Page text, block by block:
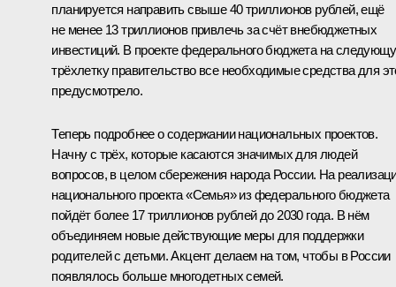
планируется направить свыше 40 триллионов рублей, ещё
не менее 13 триллионов привлечь за счёт внебюджетных
инвестиций. В проекте федерального бюджета на
трёхлетку правительство все необходимые средства для
предусмотрело.
Теперь подробнее о содержании национальных проектов.
Начну с трёх, которые касаются значимых для людей
вопросов, в целом сбережения народа России. На
национального проекта «Семья» из федерального бюджета
пойдёт более 17 триллионов рублей до 2030 года. В нём
объединяем новые действующие меры для поддержки
родителей с детьми. Акцент делаем на том, чтобы в России
появлялось больше многодетных семей.